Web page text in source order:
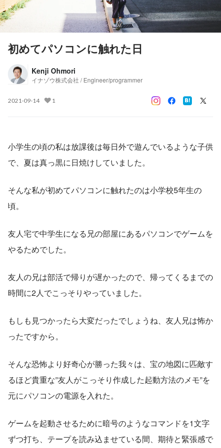
初めてパソコンに触れた日
Kenji Ohmori
イナゾウ株式会社 / Engineer/programmer
2021-09-14 1
小学生の頃の私は放課後は毎日外で遊んでいるような子供
で、夏は真っ黒に日焼けしていました。
そんな私が初めてパソコンに触れたのは小学校5年生の
頃。
友人宅で中学生になる兄の部屋にあるパソコンでゲームを
やるためでした。
友人の兄は部活で帰りが遅かったので、帰ってくるまでの
時間に2人でこっそりやっていました。
もしも見つかったら大変だったでしょうね、友人兄は怖か
ったですから。
そんな恐怖より好奇心が勝った我々は、宝の地図に匹敵す
るほど貴重な”友人がこっそり作成した起動方法のメモ”を
元にパソコンの電源を入れた。
ゲームを起動させるために暗号のようなコマンドを1文字
ずつ打ち、テープを読み込ませている間、期待と緊張感で